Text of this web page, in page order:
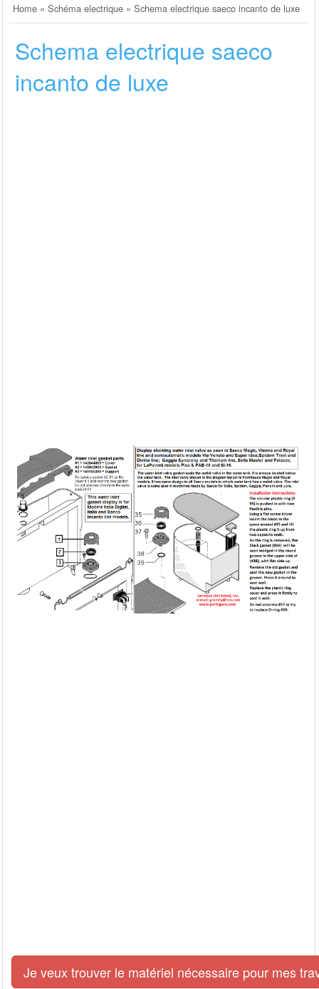
Home »Schéma electrique »Schema electrique saeco incanto de luxe
Schema electrique saeco
incanto de luxe
Je veux trouver le matériel nécessaire pour mes